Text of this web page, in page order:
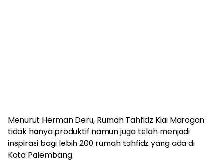
Menurut Herman Deru, Rumah Tahfidz Kiai Marogan
tidak hanya produktif namun juga telah menjadi
inspirasi bagi lebih 200 rumah tahfidz yang ada di
Kota Palembang.